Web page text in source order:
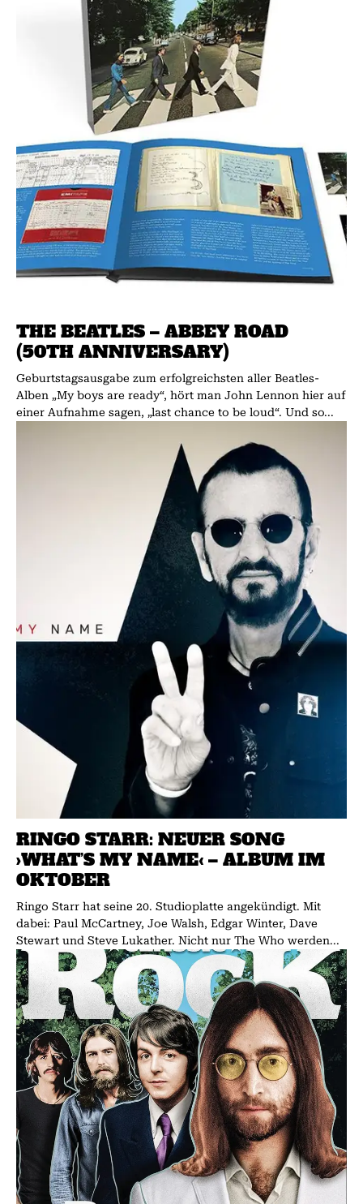
THE BEATLES – ABBEY ROAD
(50TH ANNIVERSARY)
Geburtstagsausgabe zum erfolgreichsten aller Beatles-
Alben „My boys are ready“, hört man John Lennon hier auf
einer Aufnahme sagen, „last chance to be loud“. Und so...
RINGO STARR: NEUER SONG
›WHAT’S MY NAME‹ – ALBUM IM
OKTOBER
Ringo Starr hat seine 20. Studioplatte angekündigt. Mit
dabei: Paul McCartney, Joe Walsh, Edgar Winter, Dave
Stewart und Steve Lukather. Nicht nur The Who werden...